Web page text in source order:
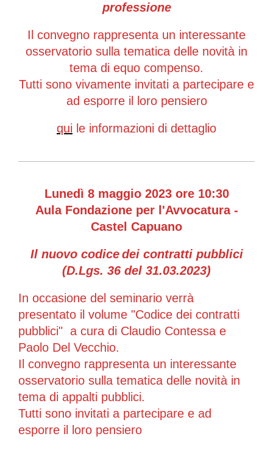
professione
Il convegno rappresenta un interessante
osservatorio sulla tematica delle novità in
tema di equo compenso.
Tutti sono vivamente invitati a partecipare e
ad esporre il loro pensiero
qui le informazioni di dettaglio
Lunedì 8 maggio 2023 ore 10:30
Aula Fondazione per l'Avvocatura -
Castel Capuano
Il nuovo codice dei contratti pubblici
(D.Lgs. 36 del 31.03.2023)
In occasione del seminario verrà
presentato il volume "Codice dei contratti
pubblici" a cura di Claudio Contessa e
Paolo Del Vecchio.
Il convegno rappresenta un interessante
osservatorio sulla tematica delle novità in
tema di appalti pubblici.
Tutti sono invitati a partecipare e ad
esporre il loro pensiero